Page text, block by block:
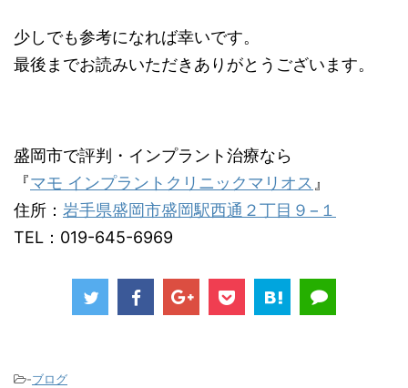
少しでも参考になれば幸いです。
最後までお読みいただきありがとうございます。
盛岡市で評判・インプラント治療なら
『マモ インプラントクリニックマリオス 』
住所： 岩手県盛岡市盛岡駅西通２丁目９−１
TEL：019-645-6969
-ブログ